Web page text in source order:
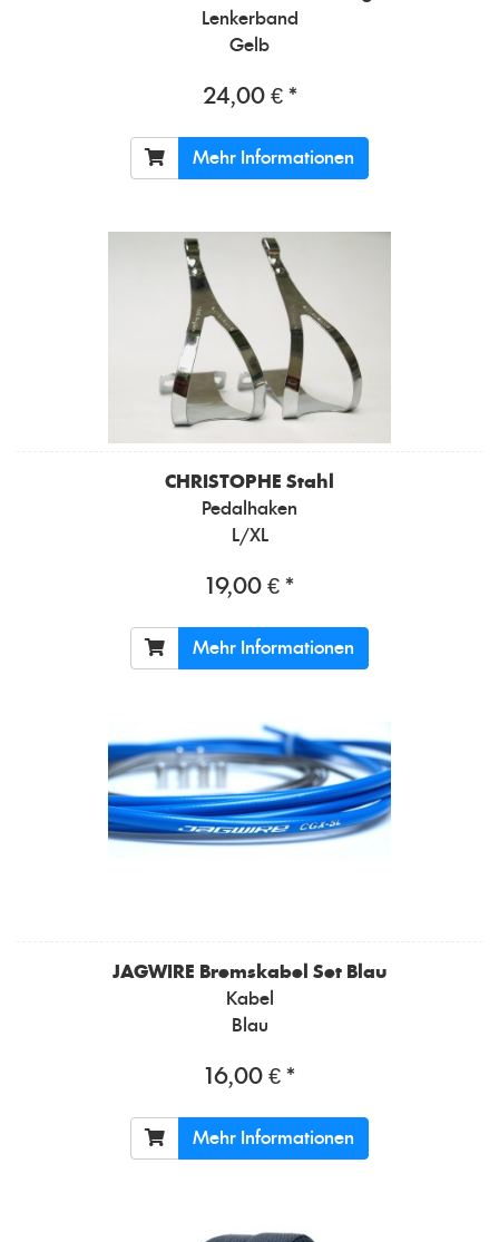
Lenkerband
Gelb
24,00 € *
Mehr Informationen
CHRISTOPHE Stahl
Pedalhaken
L/XL
19,00 € *
Mehr Informationen
JAGWIRE Bremskabel Set Blau
Kabel
Blau
16,00 € *
Mehr Informationen